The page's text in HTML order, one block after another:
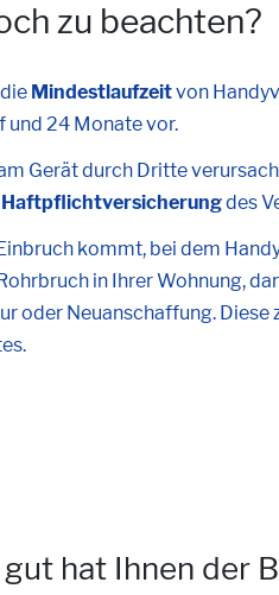
zu beachten?
Mindestlaufzeitvon
und 24 Monate vor.
Gerät durch Dritte
Haftpflichtversicherungdes
kommt, bei dem
in Ihrer Wohnung,
oder Neuanschaffung.
hat Ihnen der